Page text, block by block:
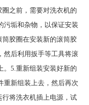
之前，需要对洗衣机的
污垢和杂物，以保证安装
胶圈在安装新的滚筒胶
然后利用扳手等工具将滚
。5.重新组装安装好新的
重新组装上去，然后再次
将洗衣机插上电源，试